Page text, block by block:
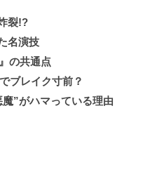
裂!?
名演技
の共通点
ブレイク寸前？
”がハマっている理由